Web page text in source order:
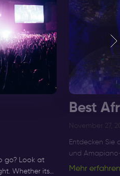
go? Look at
Whether its
Best
November 27,
Entdecken Sie
und
Amsterdam
Mehr erfahren